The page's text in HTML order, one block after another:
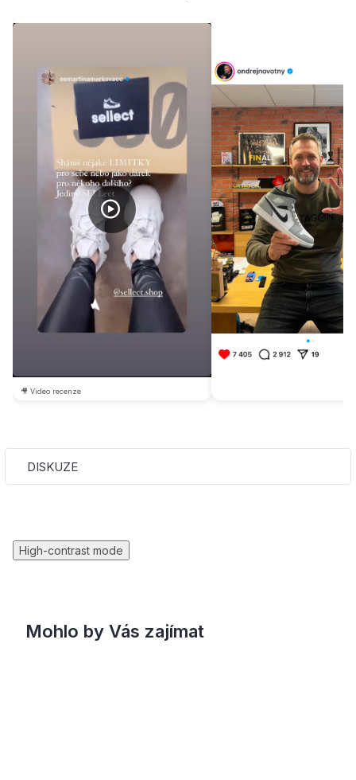
🎥 Video recenze
DISKUZE
High-contrast mode